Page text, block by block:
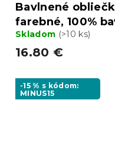
Bavlnené
farebné, 100%
Skladom (>10 ks)
16.80 €
-15 % s kódom:
MINUS15